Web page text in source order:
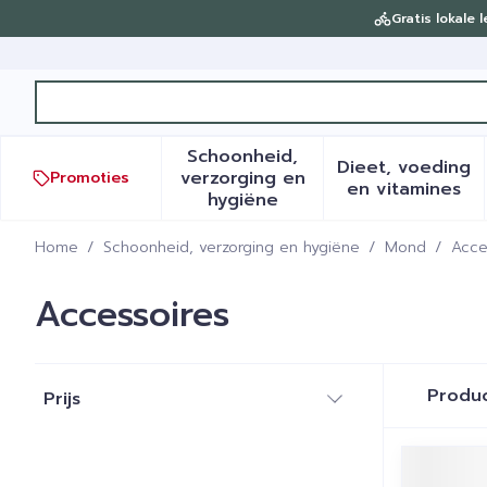
Gratis lokale
Promoties
Schoonheid,
verzorging en
hygiëneToon submenu voor
Dieet, voeding
en vitamines
Toon
Home / Schoonheid, verzorging en hygiëne / Mond /
Accessoires
Prijs